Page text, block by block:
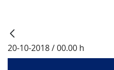
20-10-2018 / 00.00 h